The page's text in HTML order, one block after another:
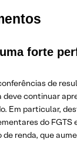
forte
de
deve continuar
Em particular,
do
renda, que